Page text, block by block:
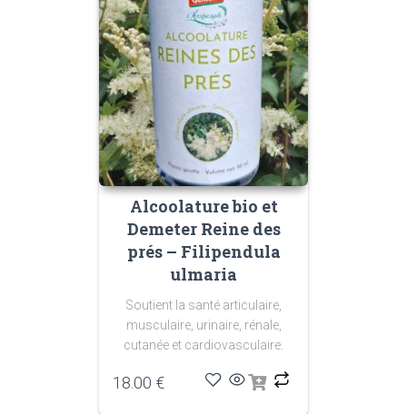
Alcoolature bio et
Demeter Reine des
prés – Filipendula
ulmaria
Soutient la santé articulaire,
musculaire, urinaire, rénale,
cutanée et cardiovasculaire.
18.00 €